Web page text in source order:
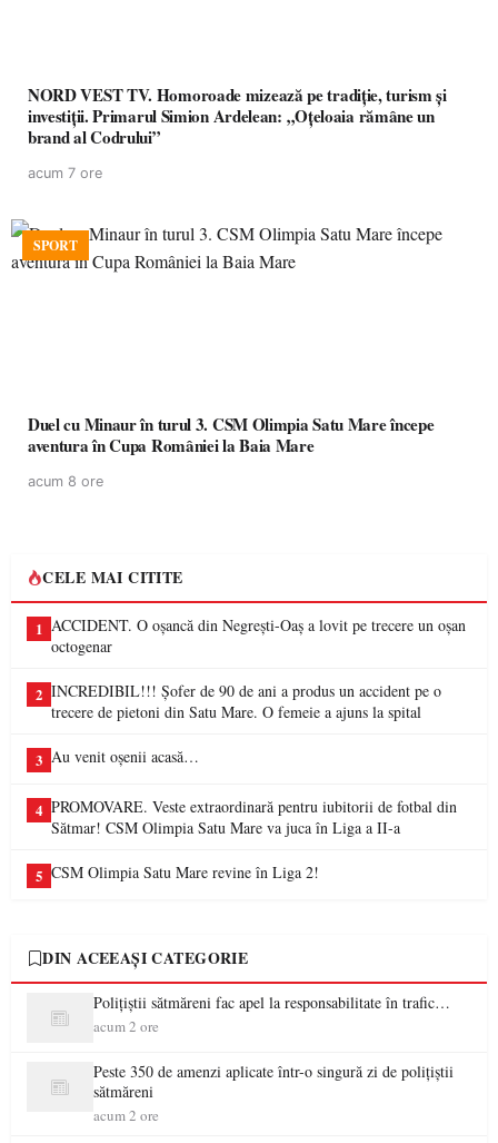
NORD VEST TV. Homoroade mizează pe tradiție, turism și
investiții. Primarul Simion Ardelean: „Oțeloaia rămâne un
brand al Codrului”
acum 7 ore
SPORT
Duel cu Minaur în turul 3. CSM Olimpia Satu Mare începe
aventura în Cupa României la Baia Mare
acum 8 ore
CELE MAI CITITE
1 ACCIDENT. O oșancă din Negrești-Oaș a lovit pe trecere un oșan
octogenar
2 INCREDIBIL!!! Șofer de 90 de ani a produs un accident pe o
trecere de pietoni din Satu Mare. O femeie a ajuns la spital
3 Au venit oșenii acasă…
4 PROMOVARE. Veste extraordinară pentru iubitorii de fotbal din
Sătmar! CSM Olimpia Satu Mare va juca în Liga a II-a
5 CSM Olimpia Satu Mare revine în Liga 2!
DIN ACEEAȘI CATEGORIE
Polițiștii sătmăreni fac apel la responsabilitate în trafic…
acum 2 ore
Peste 350 de amenzi aplicate într-o singură zi de polițiștii
sătmăreni
acum 2 ore